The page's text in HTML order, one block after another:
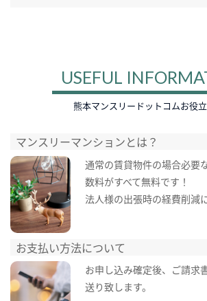
USEFUL
熊本マンスリードットコムお役
マンスリーマンションとは？
通常の賃貸物件の場合必要
数料がすべて無料です！
法人様の出張時の経費削減
お支払い方法について
お申し込み確定後、ご請求
送り致します。